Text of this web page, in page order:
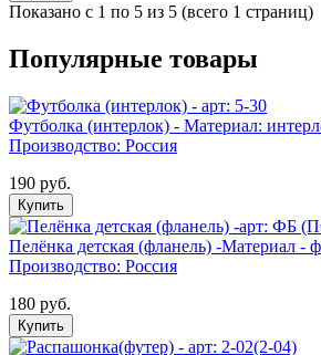
Показано с 1 по 5 из 5 (всего 1 страниц)
Популярные товары
Футболка (интерлок) - Материал:
Производство: Россия
190 руб.
Купить
Пелёнка детская (фланель) -Материал -
Производство: Россия
180 руб.
Купить